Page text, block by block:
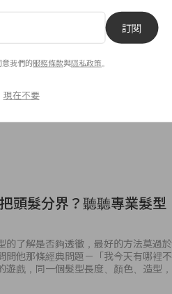
頭髮分界？聽聽專業髮型
的了解是否夠透徹，最好的方法莫過於
問他那條經典問題－「我今天有哪裡不
戲，同一個髮型長度、顏色、造型，
訂閱
我們的服務條款與隱私政策
現在不要